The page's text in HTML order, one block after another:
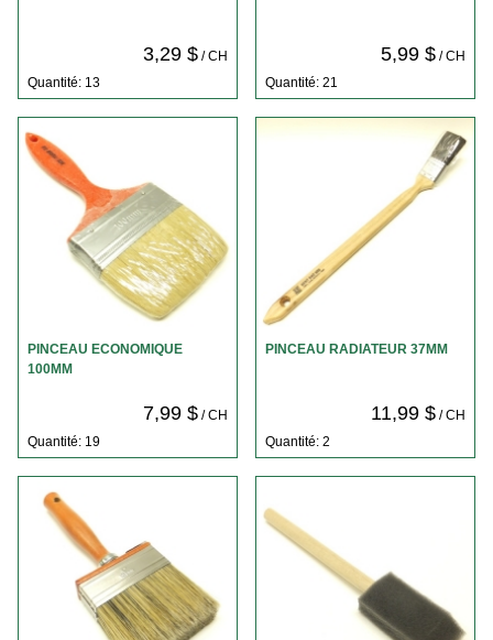
3,29 $/ CH
Quantité: 13
5,99 $/ CH
Quantité: 21
PINCEAU ECONOMIQUE
100MM
7,99 $/ CH
Quantité: 19
PINCEAU RADIATEUR 37MM
11,99 $/ CH
Quantité: 2